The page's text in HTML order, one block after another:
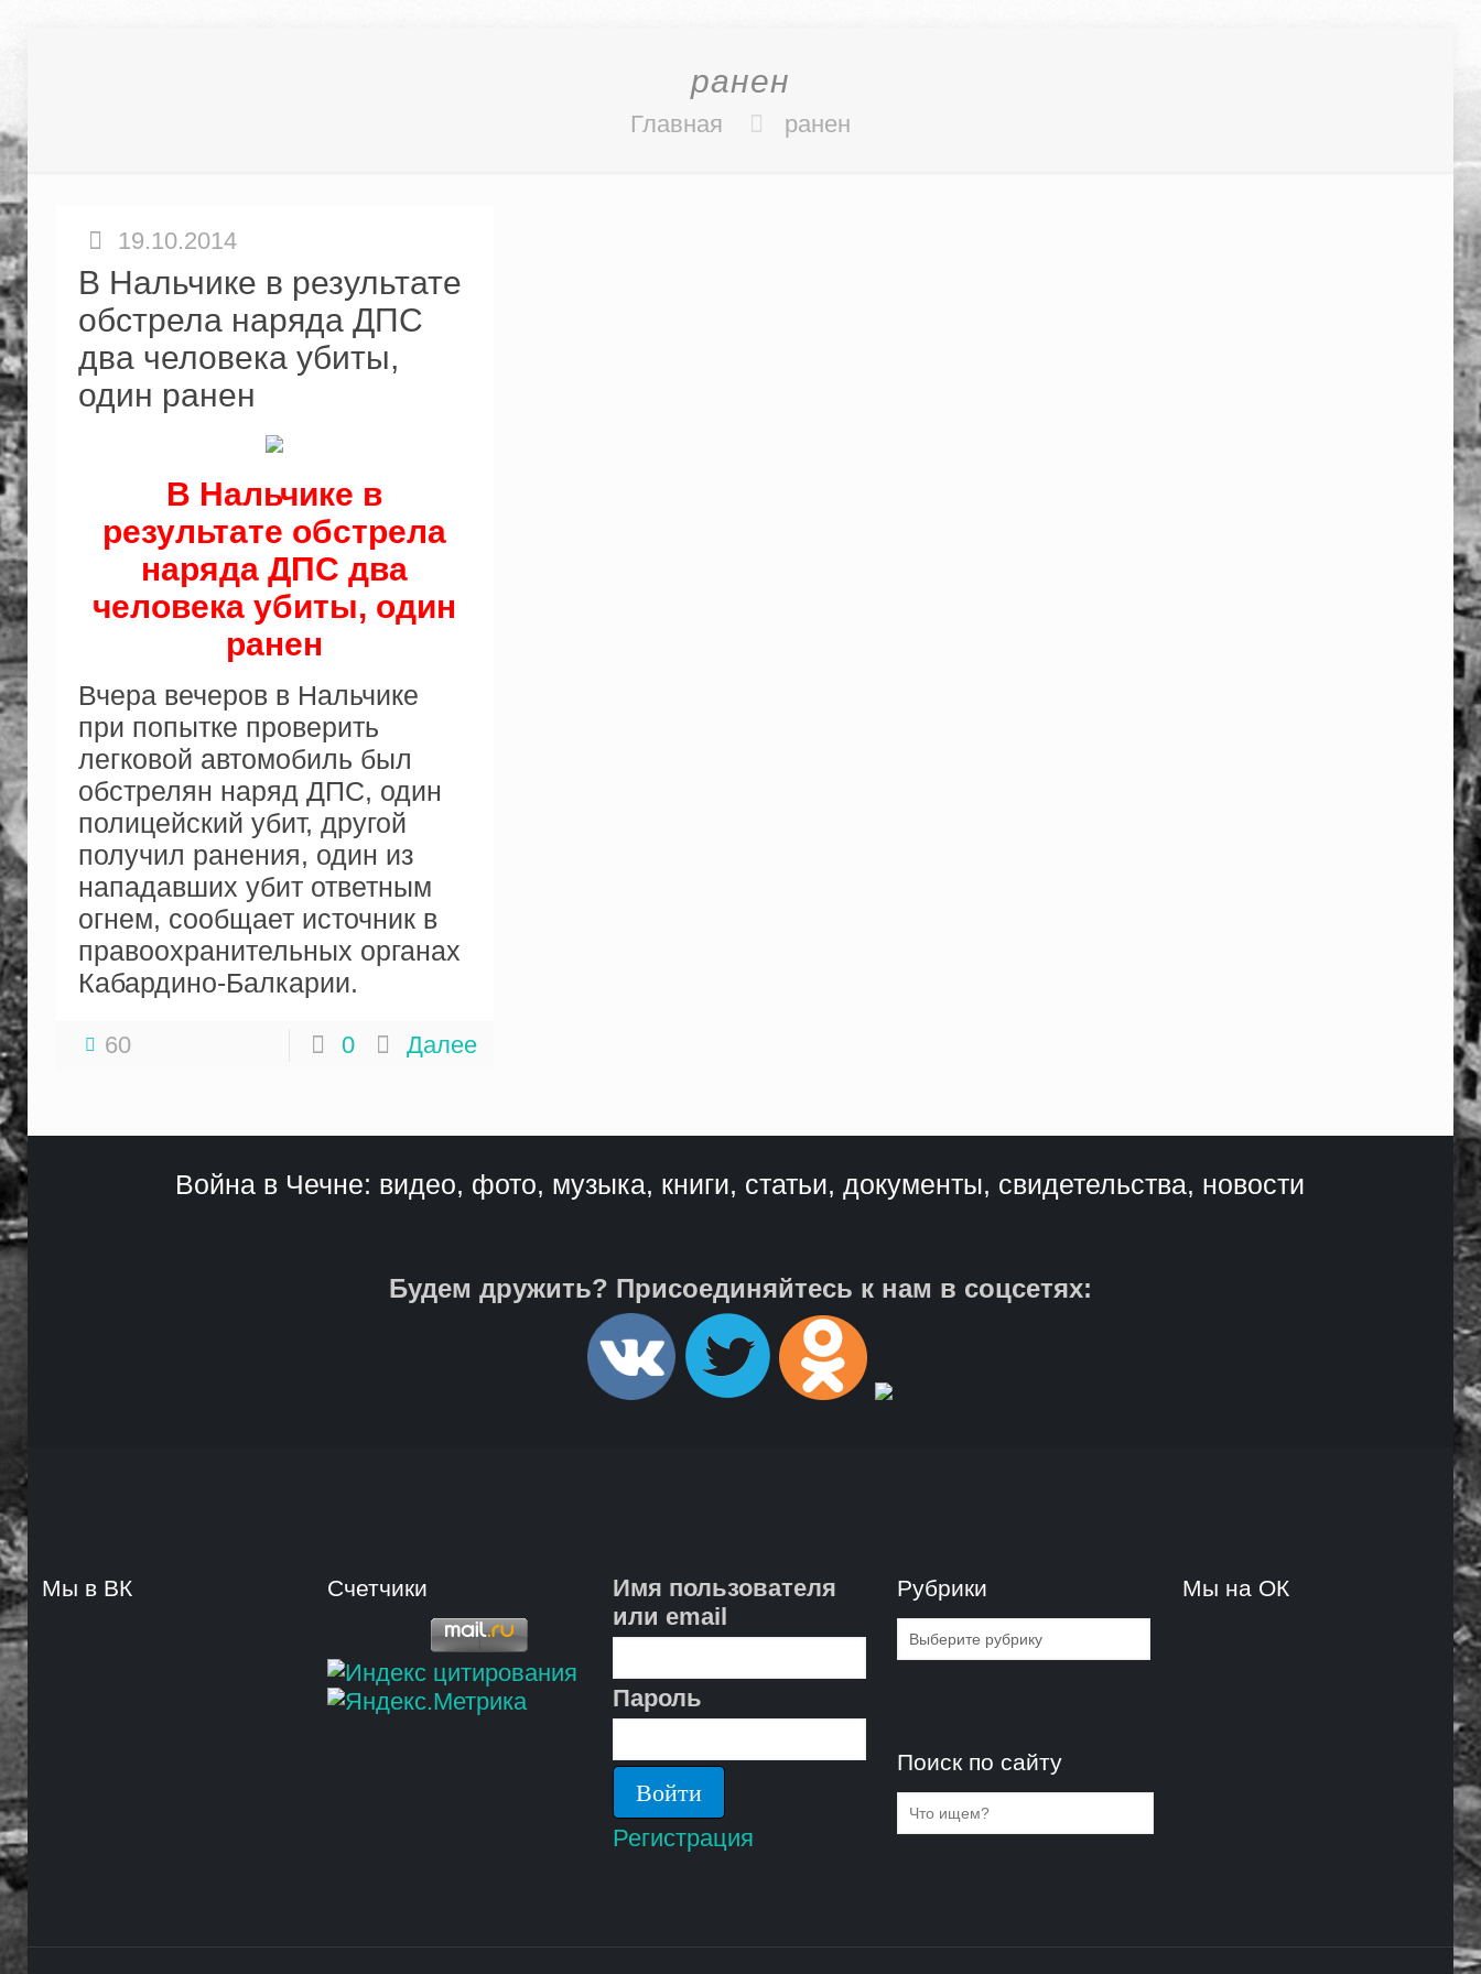
ранен
Главная ранен
19.10.2014
В Нальчике в результате
обстрела наряда ДПС
два человека убиты,
один ранен
В Нальчике в
результате обстрела
наряда ДПС два
человека убиты, один
ранен
Вчера вечеров в Нальчике
при попытке проверить
легковой автомобиль был
обстрелян наряд ДПС, один
полицейский убит, другой
получил ранения, один из
нападавших убит ответным
огнем, сообщает источник в
правоохранительных органах
Кабардино-Балкарии.
60 0 Далее
Война в Чечне: видео, фото, музыка, книги, статьи, документы, свидетельства, новости
Будем дружить? Присоединяйтесь к нам в соцсетях:
Мы в ВК Счетчики
Имя пользователя
или email
Пароль
Регистрация
Рубрики
Рубрики
Поиск по сайту
Мы на ОК